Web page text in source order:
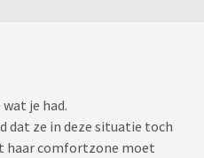
je had.
dat ze in deze situatie toch
haar comfortzone moet